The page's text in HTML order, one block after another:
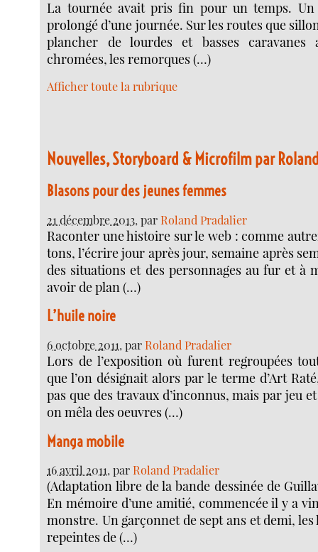
La tournée avait pris fin pour un temps.
prolongé d’une journée. Sur les routes que
plancher de lourdes et basses caravanes
chromées, les remorques (…)
Afficher toute la rubrique
Nouvelles, Storyboard & Microfilm par
Blasons pour des jeunes femmes
21 décembre 2013, par Roland Pradalier
Raconter une his­toire sur le web : comme
tons, l’écrire jour après jour, semaine après
des situa­tions et des per­son­nages au fur et à
avoir de plan (…)
L’huile noire
6 octobre 2011, par Roland Pradalier
Lors de l’exposition où furent regroupées
que l’on désignait alors par le terme d’Art
pas que des travaux d’inconnus, mais par jeu
on mêla des oeuvres (…)
Manga mobile
16 avril 2011, parRoland Pradalier
(Adaptation libre de la bande dessinée de
En mémoire d’une amitié, commencée il y a
monstre. Un garçonnet de sept ans et demi, les
repeintes de (…)